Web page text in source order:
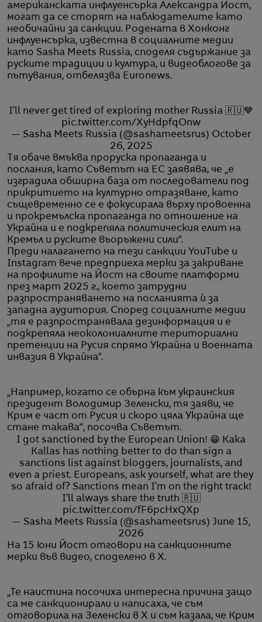
американската инфлуенсърка Александра Йост,
могат да се сторят на наблюдателите като
необичайни за санкции. Родената в Хонконг
инфлуенсърка, известна в социалните медии
като Sasha Meets Russia, споделя съдържание за
руските традиции и култура, и видеоблогове за
пътувания, отбелязва Euronews.
I’ll never get tired of exploring mother Russia 🇷🇺💙
pic.twitter.com/XyHdpfqOnw
— Sasha Meets Russia (@sashameetsrus) October
26, 2025
Тя обаче вмъква проруска пропаганда и
послания, като Съветът на ЕС заявява, че „е
изградила обширна база от последователи под
прикритието на културно отразяване, като
същевременно се е фокусирала върху провоенна
и прокремълска пропаганда по отношение на
Украйна и е подкрепяла политическия елит на
Кремъл и руските въоръжени сили“.
Преди налагането на тези санкции YouTube и
Instagram вече предприеха мерки за закриване
на профилите на Йост на своите платформи
през март 2025 г., което затрудни
разпространяването на посланията ѝ за
западна аудитория. Според социалните медии
„тя е разпространявала дезинформация и е
подкрепяла неоколониалните териториални
претенции на Русия спрямо Украйна и военната
инвазия в Украйна“.
„Например, когато се обърна към украинския
президент Володимир Зеленски, тя заяви, че
Крим е част от Русия и скоро цяла Украйна ще
стане такава“, посочва Съветът.
I got sanctioned by the European Union! 😁 Kaka
Kallas has nothing better to do than sign a
sanctions list against bloggers, journalists, and
even a priest. Europeans, ask yourself, what are they
so afraid of? Sanctions mean I’m on the right track!
I’ll always share the truth 🇷🇺
pic.twitter.com/fF6pcHxQXp
— Sasha Meets Russia (@sashameetsrus) June 15,
2026
На 15 юни Йост отговори на санкционните
мерки във видео, споделено в X.
„Те наистина посочиха интересна причина защо
са ме санкционирали и написаха, че съм
отговорила на Зеленски в X и съм казала, че Крим